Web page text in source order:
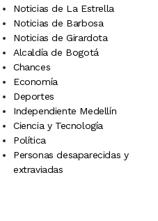
Noticias de La Estrella
Noticias de Barbosa
Noticias de Girardota
Alcaldía de Bogotá
Chances
Economía
Deportes
Independiente Medellín
Ciencia y Tecnología
Política
Personas desaparecidas y
extraviadas